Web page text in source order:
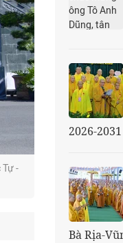
-
2026-2031
Bà Rịa-